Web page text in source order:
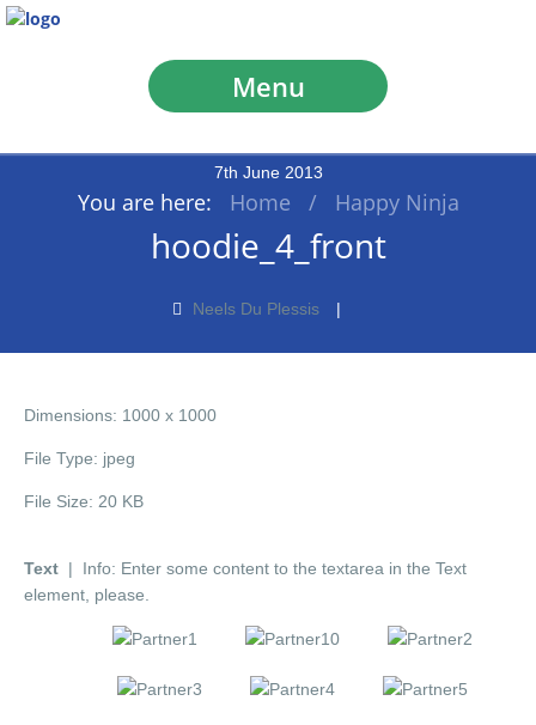
Menu
7th June 2013
You are here: Home / Happy Ninja
hoodie_4_front
Neels Du Plessis
Dimensions: 1000 x 1000
File Type: jpeg
File Size: 20 KB
Text | Info: Enter some content to the textarea in the Text
element, please.